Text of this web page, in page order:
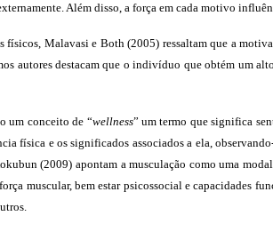
Além disso, a força em cada motivo
Malavasi e Both (2005) ressaltam que a
autores destacam que o indivíduo que obtém um
um conceito de “wellness” um termo que significa
física e os significados associados a ela,
(2009) apontam a musculação como uma
muscular, bem estar psicossocial e capacidades
.